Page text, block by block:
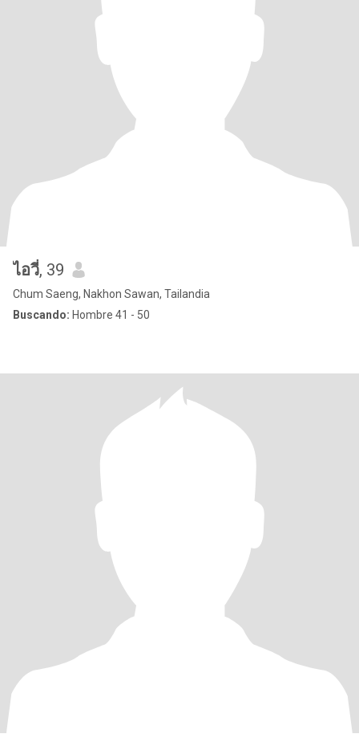
ไอวี่, 39
Chum Saeng, Nakhon Sawan, Tailandia
Buscando: Hombre 41 - 50